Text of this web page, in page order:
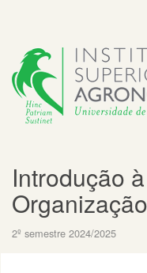
Introdução
2º semestre 2024/2025